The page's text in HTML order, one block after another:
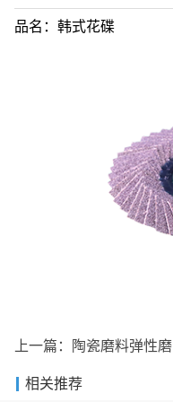
品名：韩式花碟
上一篇： 陶瓷磨料弹性磨盘百叶
相关推荐